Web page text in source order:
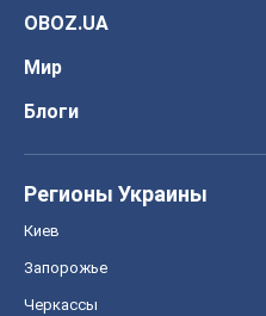
OBOZ.UA
Мир
Блоги
Регионы Украины
Киев
Запорожье
Черкассы